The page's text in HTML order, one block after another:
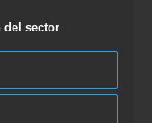
del sector